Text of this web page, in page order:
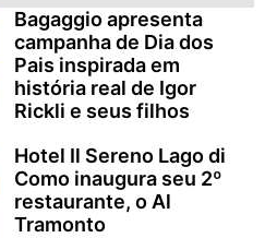
Bagaggio apresenta
campanha de Dia dos
Pais inspirada em
história real de Igor
Rickli e seus filhos
Hotel Il Sereno Lago di
Como inaugura seu 2º
restaurante, o Al
Tramonto